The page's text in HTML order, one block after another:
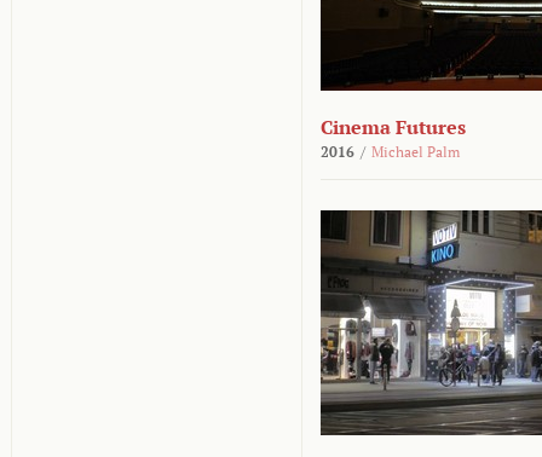
Cinema Futures
2016 / Michael Palm